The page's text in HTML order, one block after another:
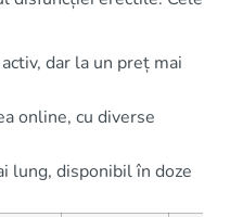
dar la un preț mai
online, cu diverse
lung, disponibil în doze